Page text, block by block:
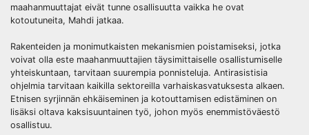
maahanmuuttajat eivät tunne osallisuutta vaikka he ovat
kotoutuneita, Mahdi jatkaa.
Rakenteiden ja monimutkaisten mekanismien poistamiseksi, jotka
voivat olla este maahanmuuttajien täysimittaiselle osallistumiselle
yhteiskuntaan, tarvitaan suurempia ponnisteluja. Antirasistisia
ohjelmia tarvitaan kaikilla sektoreilla varhaiskasvatuksesta alkaen.
Etnisen syrjinnän ehkäiseminen ja kotouttamisen edistäminen on
lisäksi oltava kaksisuuntainen työ, johon myös enemmistöväestö
osallistuu.